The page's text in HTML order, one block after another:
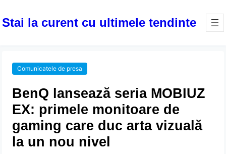
Stai la curent cu ultimele tendinte
Comunicatele de presa
BenQ lansează seria MOBIUZ
EX: primele monitoare de
gaming care duc arta vizuală
la un nou nivel